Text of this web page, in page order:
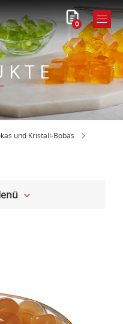
0
und Kristall-Bobas